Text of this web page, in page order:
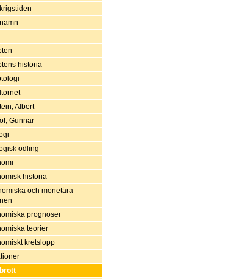
historia
Albert
Gunnar
odling
historia
och monetära
prognoser
teorier
kretslopp